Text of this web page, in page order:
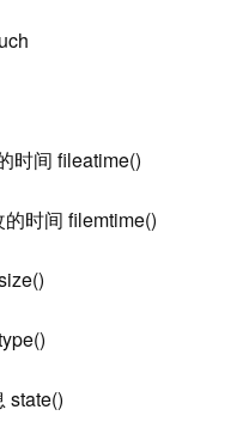
时间 fileatime()
的时间 filemtime()
state()